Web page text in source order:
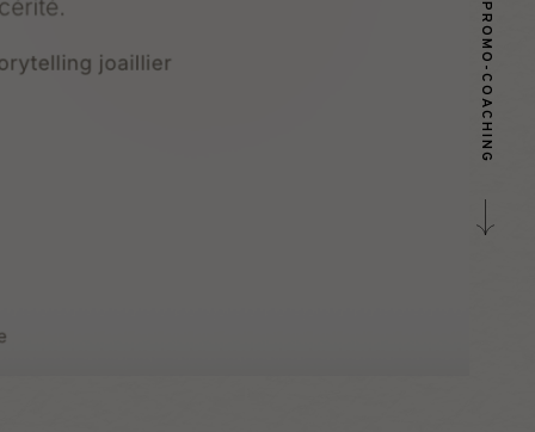
PROMO-COACHING